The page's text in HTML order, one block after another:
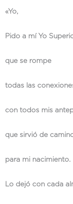
«Yo,
Pido a mí Yo
que se rompe
todas las
con todos mis
que sirvió de
para mi nacimiento.
Lo dejó con cada